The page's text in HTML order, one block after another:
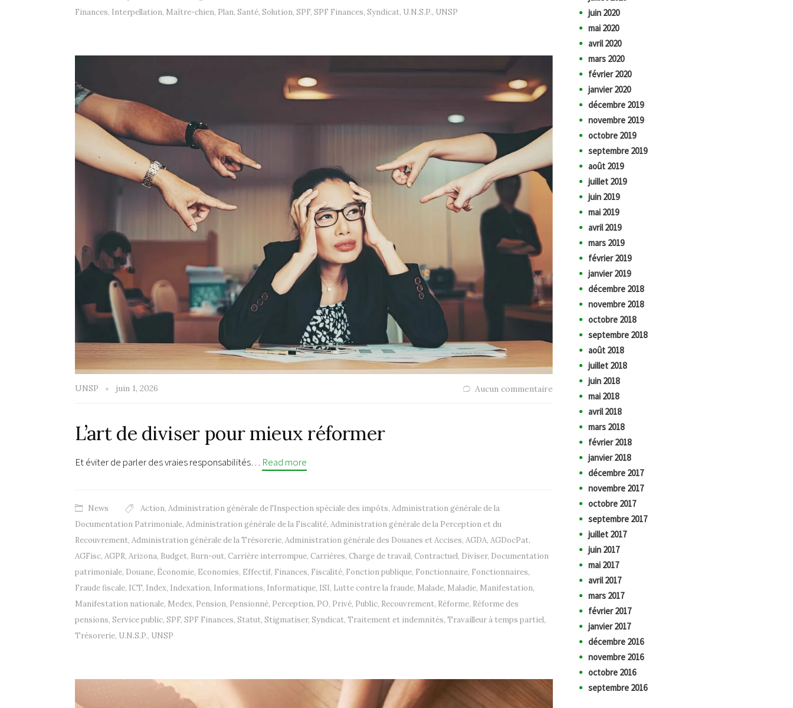
Finances, Interpellation, Maître-chien, Plan, Santé, Solution, SPF, SPF Finances, Syndicat, U.N.S.P., UNSP
UNSP juin 1, 2026 Aucun commentaire
L’art de diviser pour mieux réformer
Et éviter de parler des vraies responsabilités… Read more
News Action, Administration générale de l'Inspection spéciale des impôts, Administration générale de la
Documentation Patrimoniale, Administration générale de la Fiscalité, Administration générale de la Perception et du
Recouvrement, Administration générale de la Trésorerie, Administration générale des Douanes et Accises, AGDA, AGDocPat,
AGFisc, AGPR, Arizona, Budget, Burn-out, Carrière interrompue, Carrières, Charge de travail, Contractuel, Diviser, Documentation
patrimoniale, Douane, Économie, Economies, Effectif, Finances, Fiscalité, Fonction publique, Fonctionnaire, Fonctionnaires,
Fraude fiscale, ICT, Index, Indexation, Informations, Informatique, ISI, Lutte contre la fraude, Malade, Maladie, Manifestation,
Manifestation nationale, Medex, Pension, Pensionné, Perception, PO, Privé, Public, Recouvrement, Réforme, Réforme des
pensions, Service public, SPF, SPF Finances, Statut, Stigmatiser, Syndicat, Traitement et indemnités, Travailleur à temps partiel,
Trésorerie, U.N.S.P., UNSP
juin 2020
mai 2020
avril 2020
mars 2020
février 2020
janvier 2020
décembre 2019
novembre 2019
octobre 2019
septembre 2019
août 2019
juillet 2019
juin 2019
mai 2019
avril 2019
mars 2019
février 2019
janvier 2019
décembre 2018
novembre 2018
octobre 2018
septembre 2018
août 2018
juillet 2018
juin 2018
mai 2018
avril 2018
mars 2018
février 2018
janvier 2018
décembre 2017
novembre 2017
octobre 2017
septembre 2017
juillet 2017
juin 2017
mai 2017
avril 2017
mars 2017
février 2017
janvier 2017
décembre 2016
novembre 2016
octobre 2016
septembre 2016